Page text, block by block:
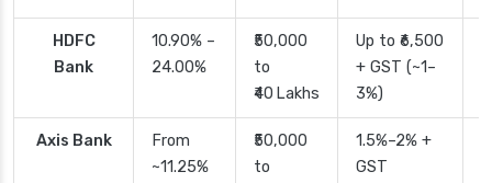
HDFC
Bank
10.90% –
24.00%
₹50,000
to
₹40 Lakhs
Up to ₹6,500
+ GST (~1–
3%)
Axis Bank
From
~11.25%
₹50,000
to
1.5%–2% +
GST